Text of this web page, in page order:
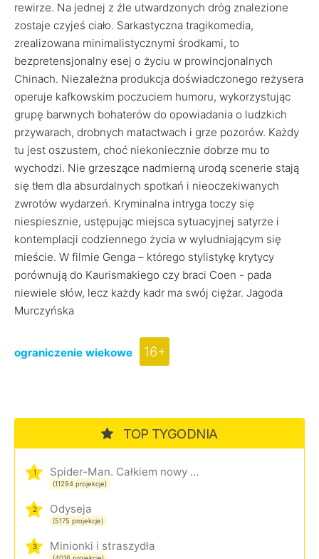
rewirze. Na jednej z źle utwardzonych dróg znalezione
zostaje czyjeś ciało. Sarkastyczna tragikomedia,
zrealizowana minimalistycznymi środkami, to
bezpretensjonalny esej o życiu w prowincjonalnych
Chinach. Niezależna produkcja doświadczonego reżysera
operuje kafkowskim poczuciem humoru, wykorzystując
grupę barwnych bohaterów do opowiadania o ludzkich
przywarach, drobnych matactwach i grze pozorów. Każdy
tu jest oszustem, choć niekoniecznie dobrze mu to
wychodzi. Nie grzeszące nadmierną urodą scenerie stają
się tłem dla absurdalnych spotkań i nieoczekiwanych
zwrotów wydarzeń. Kryminalna intryga toczy się
niespiesznie, ustępując miejsca sytuacyjnej satyrze i
kontemplacji codziennego życia w wyludniającym się
mieście. W filmie Genga – którego stylistykę krytycy
porównują do Kaurismakiego czy braci Coen - pada
niewiele słów, lecz każdy kadr ma swój ciężar. Jagoda
Murczyńska
ograniczenie wiekowe 16+
TOP TYGODNIA
1 Spider-Man. Całkiem nowy dzień
(11294 projekcje)
2 Odyseja
(5175 projekcje)
3 Minionki i straszydła